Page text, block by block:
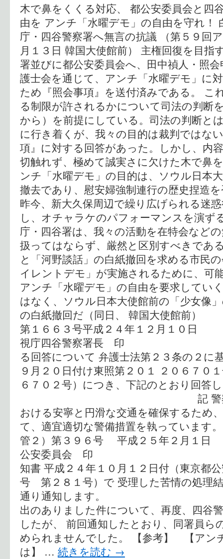
木で鼻をくくる対応、 都公安委員会と四
由を アンチ「水曜デモ」の自由を守れ！
庁・四谷警察署へ無言の抗議 （第５９回
月１３日 韓国大使館前） 主権回復を目指
署並びに都公安委員会へ、田中禎人・照
護士会を通じて、アンチ「水曜デモ」に
ため『照会事項』を送付済みである。 こ
る制限が許されるかについて司法の判断
から）を前提にしている。司法の判断と
に行き着くが、我々の目的は裁判ではな
項』に対する回答があった。しかし、内
切触れず、極めて誠実さに欠けた木で鼻
ンチ「水曜デモ」の目的は、ソウル日本
撤去であり、慰安婦強制連行の歴史捏造
昨今、新大久保周辺で繰り広げられる迷
し、オチャラケのパフォーマンスを演ず
庁・四谷署は、我々の活動を在特会など
扱ってはならず、厳然と区別すべきであ
と「河野談話」の白紙撤回を求める市民
イレントデモ」が実施されるために、可
アンチ「水曜デモ」の自由を要求してい
はなく、ソウル日本大使館前の「少女像
の白紙撤回だ（同日、 韓国大使館前）
第１６６３号平成２４年１２月１０日
視庁四谷警察署長 印
る回答について 弁護士法第２３条の２に
９月２０日付け東照第２０１ ２０６７０
６７０２号）につき、下記のとおり回答
記 警察は、韓国
おける安寧と円滑な交通を確保するため
て、適宜適切な警備措置を執っています
管２）第３９６号 平成２５年２月１
公安委員会 印 苦情
知書 平成２４年１０月１２日付（東京都
号 第２８１号）で 受理した苦情の処理
通り通知します
出のありました件について、再度、四谷
したが、 前回通知したとおり、同署員ら
められませんでした。 【参考】 【アン
は】 … 続きを読む →